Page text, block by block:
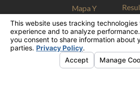
Mapa Y
Direcciones